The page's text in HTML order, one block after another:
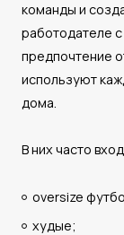
команды и
работодателе
предпочтение
используют
дома.
В них часто
oversize
худые;